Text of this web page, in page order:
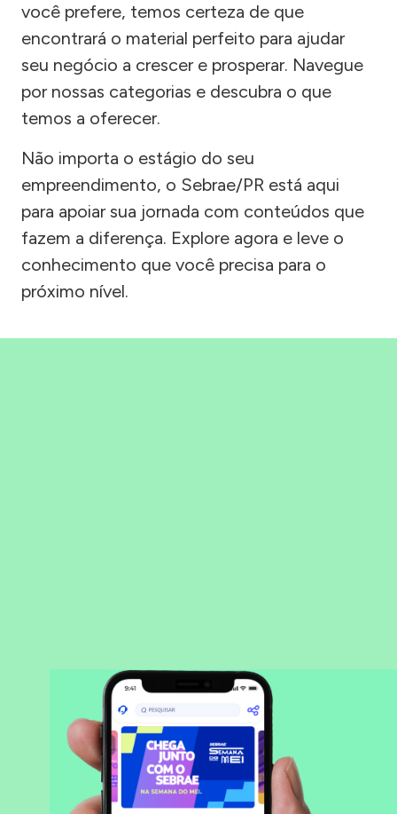
você prefere, temos certeza de que
encontrará o material perfeito para ajudar
seu negócio a crescer e prosperar. Navegue
por nossas categorias e descubra o que
temos a oferecer.
Não importa o estágio do seu
empreendimento, o Sebrae/PR está aqui
para apoiar sua jornada com conteúdos que
fazem a diferença. Explore agora e leve o
conhecimento que você precisa para o
próximo nível.